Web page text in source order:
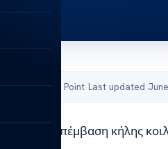
Health Point·Last updated
επέμβαση κήλης